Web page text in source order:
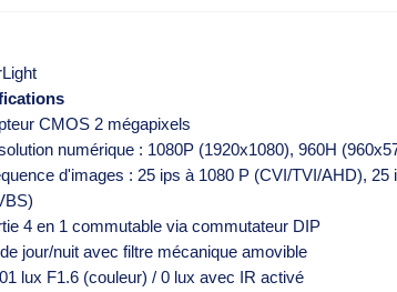
CMOS 2 mégapixels
numérique : 1080P (1920x1080), 960H
d'images : 25 ips à 1080 P (CVI/TVI/AHD), 25
4 en 1 commutable via commutateur DIP
jour/nuit avec filtre mécanique amovible
lux F1.6 (couleur) / 0 lux avec IR activé